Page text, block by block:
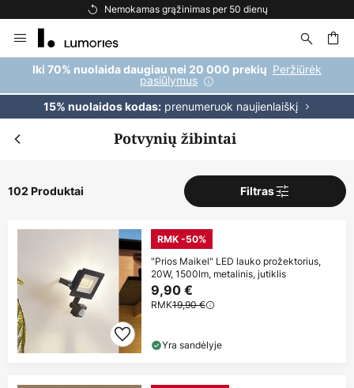
Nemokamas pristatymas užsakymams, viršijantiems 69 €
to
Content
Iki 70% nuolaida daugiau nei 20 000 prekių Peržiūrėk
pasiūlymus
15% nuolaidos kodas:prenumeruok naujienlaiškį
Potvynių žibintai
102 Produktai Filtras
RMK -50%
"Prios Maikel" LED lauko prožektorius,
20W, 1500lm, metalinis, jutiklis
9,90 €
RMK19,90 €
Yra sandėlyje